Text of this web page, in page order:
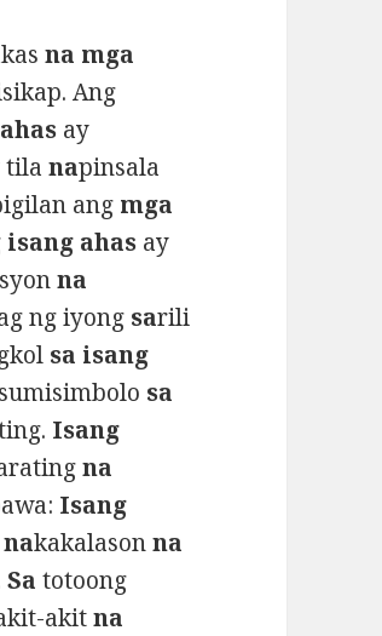
na mga
Ang
ay
tilanapinsala
ang mga
isang ahas ay
na
ng iyong sarili
sa isang
sa
Isang
na
Isang
kakalasonna
Sa totoong
akitna